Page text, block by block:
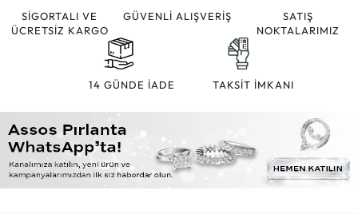
SİGORTALI VE
ÜCRETSİZ KARGO
GÜVENLİ ALIŞVERİŞ
SATIŞ
NOKTALARIMIZ
14 GÜNDE İADE TAKSİT İMKANI